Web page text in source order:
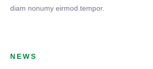
diam nonumy eirmod tempor.
NEWS